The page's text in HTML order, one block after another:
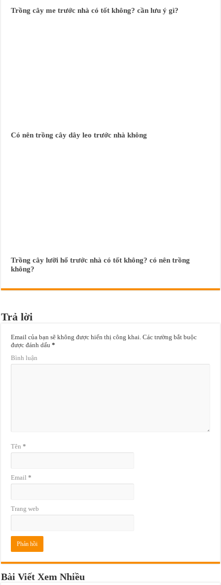
Trồng cây me trước nhà có tốt không? cần lưu ý gì?
Có nên trồng cây dây leo trước nhà không
Trồng cây lưỡi hổ trước nhà có tốt không? có nên trồng
không?
Trả lời
Email của bạn sẽ không được hiển thị công khai. Các trường bắt buộc
được đánh dấu*
Bình luận
Tên*
Email*
Trang web
Bài Viết Xem Nhiều